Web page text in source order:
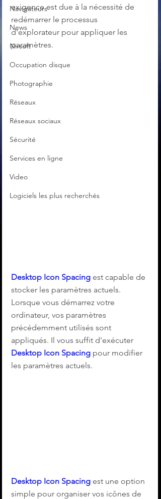
Navigateurs
News
Nirsoft
Occupation disque
Photographie
Réseaux
Réseaux sociaux
Sécurité
Services en ligne
Video
Logiciels les plus recherchés
exigence est due à la nécessité de
redémarrer le processus
d'explorateur pour appliquer les
paramètres.
Desktop Icon Spacing est capable de
stocker les paramètres actuels.
Lorsque vous démarrez votre
ordinateur, vos paramètres
précédemment utilisés sont
appliqués. Il vous suffit d'exécuter
Desktop Icon Spacing pour modifier
les paramètres actuels.
Desktop Icon Spacing est une option
simple pour organiser vos icônes de